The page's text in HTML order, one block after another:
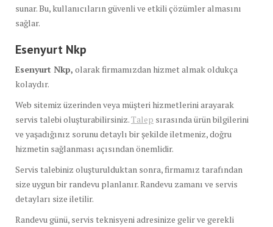
sunar. Bu, kullanıcıların güvenli ve etkili çözümler almasını
sağlar.
Esenyurt Nkp
Esenyurt Nkp, olarak firmamızdan hizmet almak oldukça
kolaydır.
Web sitemiz üzerinden veya müşteri hizmetlerini arayarak
servis talebi oluşturabilirsiniz.Talep sırasında ürün bilgilerini
ve yaşadığınız sorunu detaylı bir şekilde iletmeniz, doğru
hizmetin sağlanması açısından önemlidir.
Servis talebiniz oluşturulduktan sonra, firmamız tarafından
size uygun bir randevu planlanır. Randevu zamanı ve servis
detayları size iletilir.
Randevu günü, servis teknisyeni adresinize gelir ve gerekli